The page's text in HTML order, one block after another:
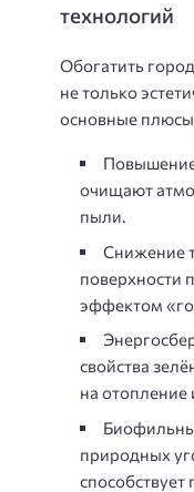
технологий
Обогатить
не только
основные
Повышение
очищают
пыли.
Снижение
поверхности
эффектом
свойства
на
природных